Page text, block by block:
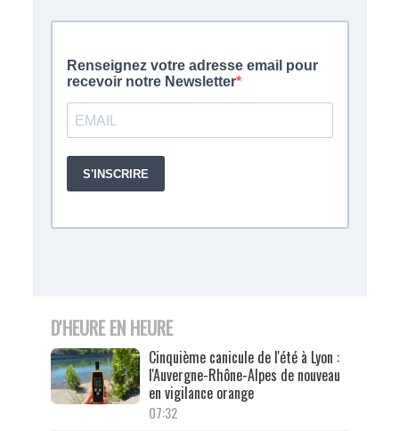
D'HEURE EN HEURE
Cinquième canicule de l'été à Lyon :
l'Auvergne-Rhône-Alpes de nouveau
en vigilance orange
07:32